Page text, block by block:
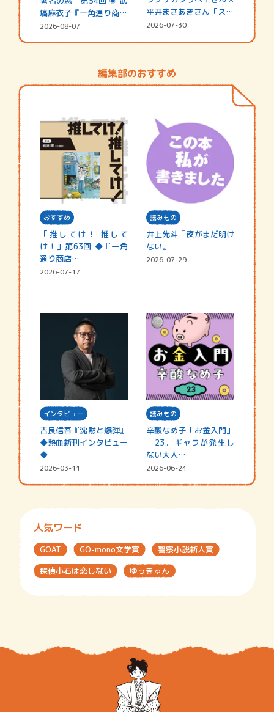
塙麻衣子『一角通り商店
街の…
2026-08-07
平井まさあきさん「スペ
シャ…
2026-07-30
編集部のおすすめ
おすすめ
「推してけ！ 推して
け！」第63回 ◆『一角
通り商店…
2026-07-17
読みもの
井上先斗『夜がまだ明け
ない』
2026-07-29
インタビュー
吉良信吾『沈黙と爆弾』
◆熱血新刊インタビュー
◆
2026-03-11
読みもの
辛酸なめ子「お金入門」
23．ギャラが発生し
ない大人…
2026-06-24
人気ワード
GOAT GO-mono文学賞
警察小説新人賞
探偵小石は恋しない
ゆっきゅん